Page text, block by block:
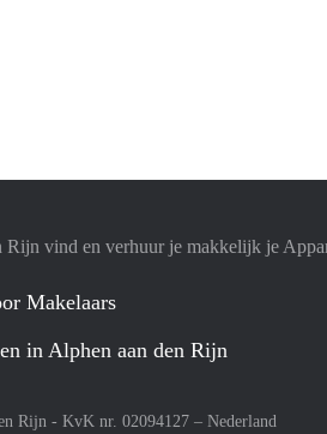
Rijn vind en verhuur je makkelijk je
Makelaars
in Alphen aan den Rijn
Rijn - KvK nr. 02094127 – Nederland